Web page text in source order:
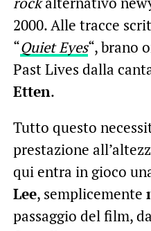
2000. Alle tracce
“Quiet Eyes“, brano
Past Lives dalla
Etten.
Tutto questo
prestazione
qui entra in gioco
Lee, semplicemente
passaggio del film,